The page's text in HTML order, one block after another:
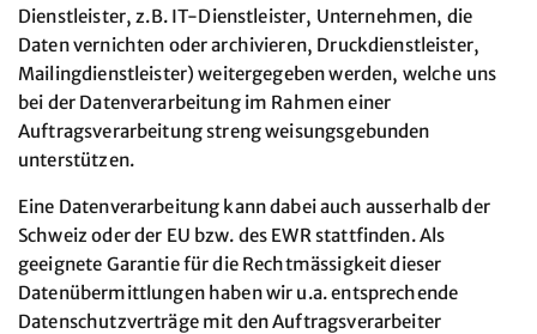
Dienstleister, z.B. IT-Dienstleister, Unternehmen, die
Daten vernichten oder archivieren, Druckdienstleister,
Mailingdienstleister) weitergegeben werden, welche uns
bei der Datenverarbeitung im Rahmen einer
Auftragsverarbeitung streng weisungsgebunden
unterstützen.
Eine Datenverarbeitung kann dabei auch ausserhalb der
Schweiz oder der EU bzw. des EWR stattfinden. Als
geeignete Garantie für die Rechtmässigkeit dieser
Datenübermittlungen haben wir u.a. entsprechende
Datenschutzverträge mit den Auftragsverarbeiter